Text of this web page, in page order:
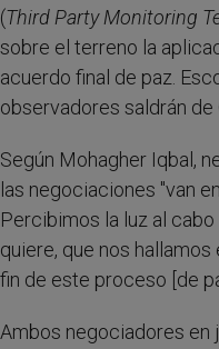
(Third Party Monitoring
sobre el terreno la
acuerdo final de paz.
observadores saldrán de
Según Mohagher Iqbal,
las negociaciones "van
Percibimos la luz al
quiere, que nos
fin de este proceso [de
Ambos negociadores en